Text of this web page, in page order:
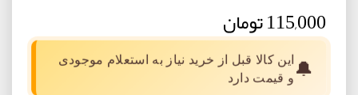
115,000 تومان
🔔این کالا قبل از خرید نیاز به استعلام موجودی
و قیمت دارد